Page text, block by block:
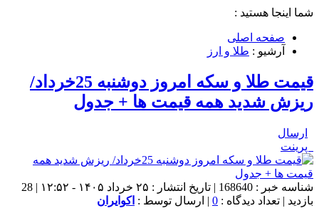
شما اینجا هستید :
صفحه اصلی
آرشیو : طلا و ارز
قیمت طلا و سکه امروز دوشنبه 25خرداد/
ریزش شدید همه قیمت ها + جدول
ارسال
پرینت
شناسه خبر : 168640 | تاریخ انتشار : ۲۵ خرداد ۱۴۰۵ - ۱۲:۵۲ | 28
بازدید | تعداد دیدگاه : 0 | ارسال توسط : اکوایران